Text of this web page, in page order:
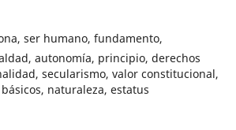
ser humano, fundamento,
autonomía, principio, derechos
secularismo, valor constitucional,
naturaleza, estatus